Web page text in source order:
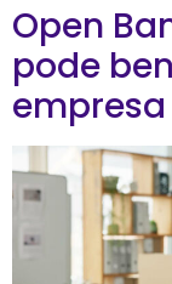
Open
pode
empresa